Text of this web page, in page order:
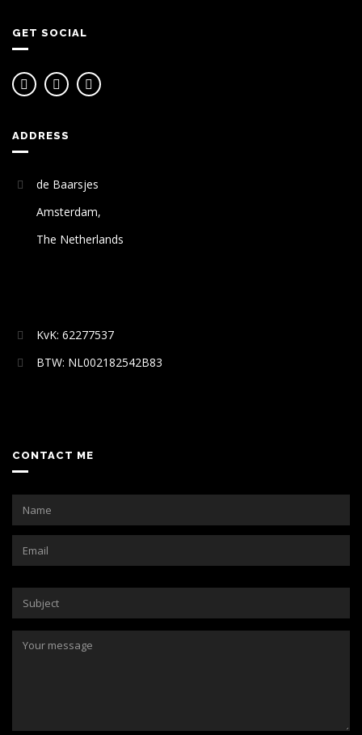
GET SOCIAL
ADDRESS
de Baarsjes
Amsterdam,
The Netherlands
KvK: 62277537
BTW: NL002182542B83
CONTACT ME